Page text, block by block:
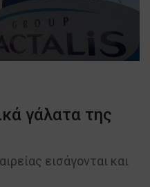
γάλατα της
εισάγονται και